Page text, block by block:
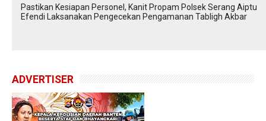
Pastikan Kesiapan Personel, Kanit Propam Polsek Serang Aiptu
Efendi Laksanakan Pengecekan Pengamanan Tabligh Akbar
ADVERTISER